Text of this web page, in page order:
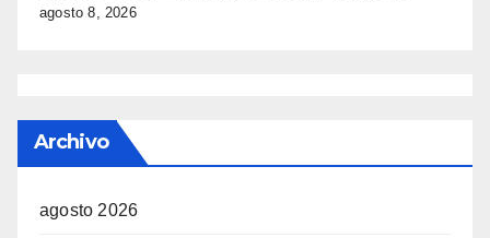
agosto 8, 2026
Archivo
agosto 2026